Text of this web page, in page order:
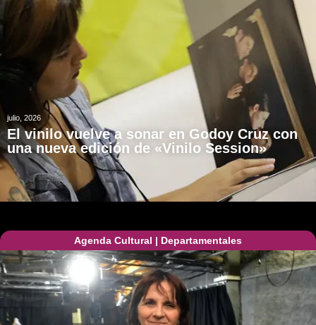
julio, 2026
El vinilo vuelve a sonar en Godoy Cruz con
una nueva edición de «Vinilo Session»
Agenda Cultural | Departamentales